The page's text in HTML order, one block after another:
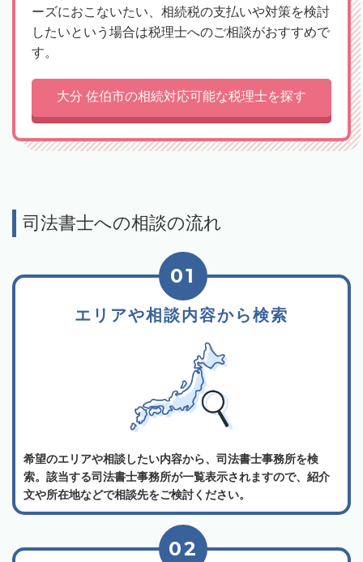
ーズにおこないたい、相続税の支払いや対策を検討
したいという場合は税理士へのご相談がおすすめで
す。
大分 佐伯市の相続対応可能な税理士を探す
司法書士への相談の流れ
エリアや相談内容から検索
01
希望のエリアや相談したい内容から、司法書士事務所を検
索。該当する司法書士事務所が一覧表示されますので、紹介
文や所在地などで相談先をご検討ください。
02